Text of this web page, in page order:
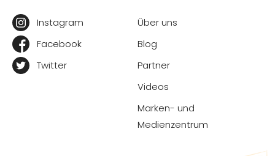
Instagram
Facebook
Twitter
Über uns
Blog
Partner
Videos
Marken- und
Medienzentrum